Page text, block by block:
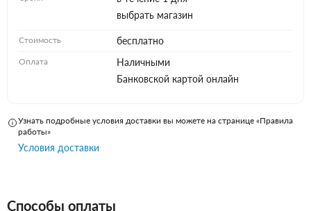
выбрать магазин
Стоимость бесплатно
Оплата
Наличными
Банковской картой онлайн
Узнать подробные условия доставки вы можете на странице «Правила
работы»
Условия доставки
Способы оплаты